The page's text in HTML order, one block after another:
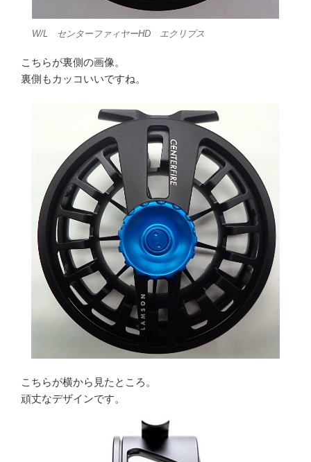
W/L センターファィヤーHD エクリプス
こちらが裏側の画像。
裏側もカッコいいですね。
こちらが横から見たところ。
頑丈なデザインです。